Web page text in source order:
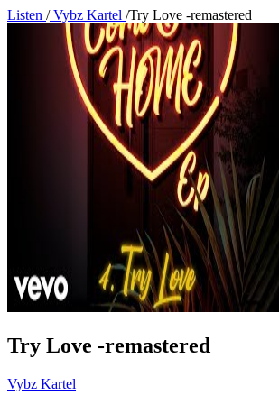
Listen /Vybz Kartel /Try Love -remastered
Try Love -remastered
Vybz Kartel